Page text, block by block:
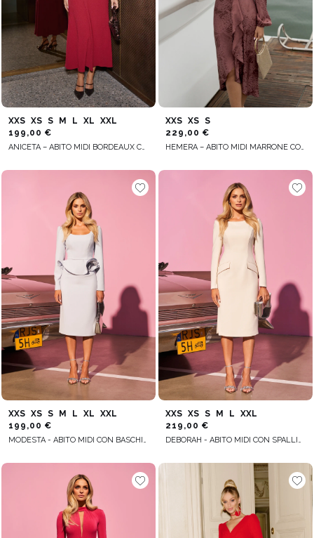
XXS XS S M L XL
XXL
199,00 €
ANICETA – ABITO MIDI BORDEAUX CON CINTURA IN VITA
XXS XS S
229,00 €
HEMERA – ABITO MIDI MARRONE CON SPACCO DECORATIVO
XXS XS S M L XL
XXL
199,00 €
XXS XS S M L
XXL
219,00 €